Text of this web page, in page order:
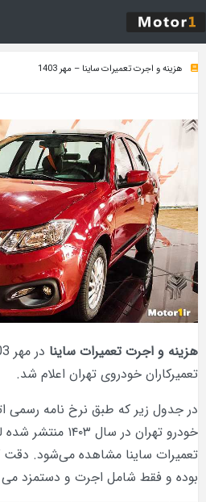
هزینه و اجرت تعمیرات ساینا – مهر 1403
هزینه و اجرت تعمیرات ساینا
تعمیرکاران خودروی تهران اعلام شد.
در جدول زیر که طبق نرخ نامه رسمی
خودرو تهران در
تعمیرات ساینا مشاهده می‌شود. دقت
بوده و فقط شامل اجرت و دستمزد